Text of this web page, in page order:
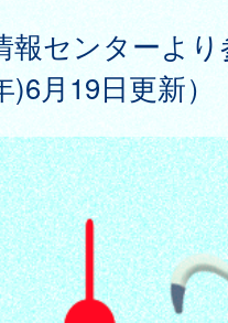
報センターよ
)6月19日更新）